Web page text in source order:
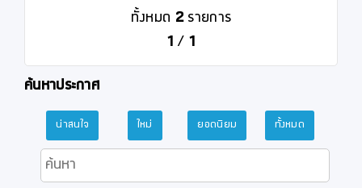
ทั้งหมด 2รายการ
1 / 1
ค้นหาประกาศ
น่าสนใจ ใหม่ ยอดนิยม ทั้งหมด